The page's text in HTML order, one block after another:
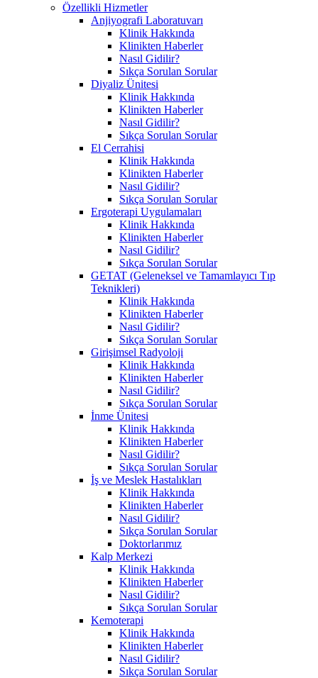
Özellikli Hizmetler
Anjiyografi Laboratuvarı
Klinik Hakkında
Klinikten Haberler
Nasıl Gidilir?
Sıkça Sorulan Sorular
Diyaliz Ünitesi
Klinik Hakkında
Klinikten Haberler
Nasıl Gidilir?
Sıkça Sorulan Sorular
El Cerrahisi
Klinik Hakkında
Klinikten Haberler
Nasıl Gidilir?
Sıkça Sorulan Sorular
Ergoterapi Uygulamaları
Klinik Hakkında
Klinikten Haberler
Nasıl Gidilir?
Sıkça Sorulan Sorular
GETAT (Geleneksel ve Tamamlayıcı Tıp
Teknikleri)
Klinik Hakkında
Klinikten Haberler
Nasıl Gidilir?
Sıkça Sorulan Sorular
Girişimsel Radyoloji
Klinik Hakkında
Klinikten Haberler
Nasıl Gidilir?
Sıkça Sorulan Sorular
İnme Ünitesi
Klinik Hakkında
Klinikten Haberler
Nasıl Gidilir?
Sıkça Sorulan Sorular
İş ve Meslek Hastalıkları
Klinik Hakkında
Klinikten Haberler
Nasıl Gidilir?
Sıkça Sorulan Sorular
Doktorlarımız
Kalp Merkezi
Klinik Hakkında
Klinikten Haberler
Nasıl Gidilir?
Sıkça Sorulan Sorular
Kemoterapi
Klinik Hakkında
Klinikten Haberler
Nasıl Gidilir?
Sıkça Sorulan Sorular